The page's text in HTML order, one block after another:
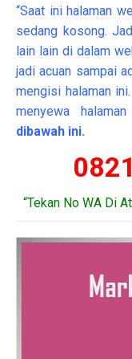
“Saat ini halaman
sedang kosong.
lain lain di dalam
jadi acuan sampai
mengisi halaman
menyewa
dibawah ini.
“Tekan No WA Di